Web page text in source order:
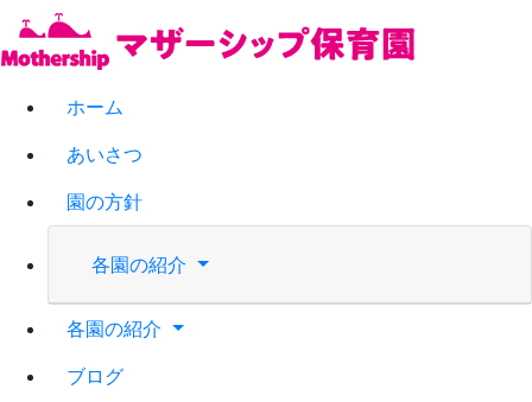
ホーム
あいさつ
園の方針
各園の紹介
各園の紹介
ブログ